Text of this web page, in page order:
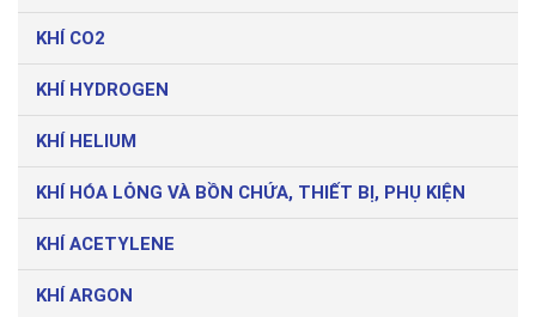
KHÍ CO2
KHÍ HYDROGEN
KHÍ HELIUM
KHÍ HÓA LỎNG VÀ BỒN CHỨA, THIẾT BỊ, PHỤ KIỆN
KHÍ ACETYLENE
KHÍ ARGON